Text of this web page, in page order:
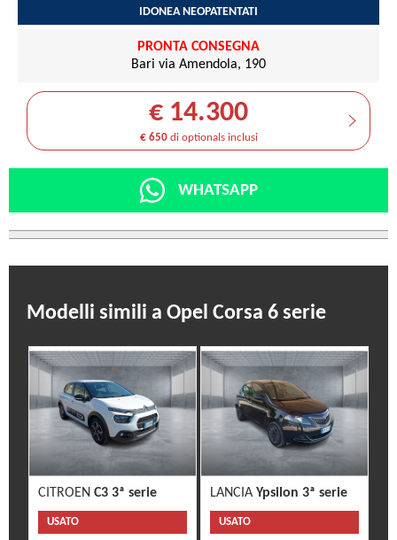
IDONEA NEOPATENTATI
PRONTA CONSEGNA
Bari via Amendola, 190
€ 14.300
€ 650di optionals inclusi
WHATSAPP
Modelli simili a Opel Corsa 6 serie
CITROEN C3 3ª serie
USATO
LANCIA Ypsilon 3ª serie
USATO